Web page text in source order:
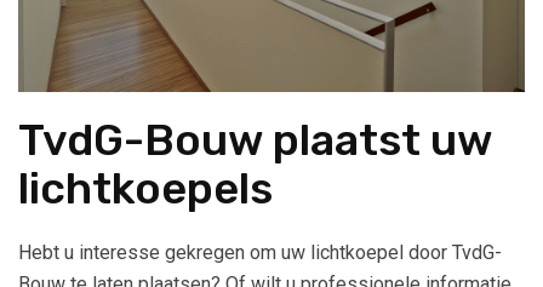
TvdG-Bouw plaatst uw
lichtkoepels
Hebt u interesse gekregen om uw lichtkoepel door TvdG-